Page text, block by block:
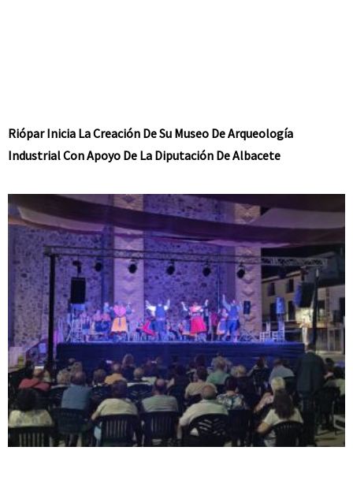
Riópar Inicia La Creación De Su Museo De Arqueología
Industrial Con Apoyo De La Diputación De Albacete